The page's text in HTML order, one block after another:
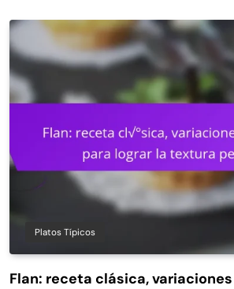
Platos Típicos
Flan: receta clásica,